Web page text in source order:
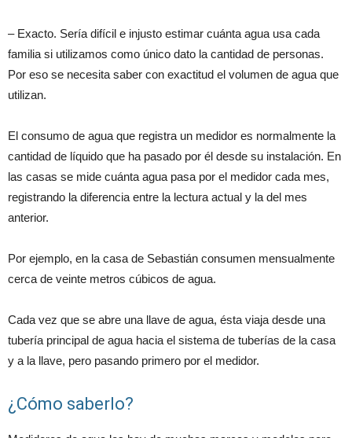
– Exacto. Sería difícil e injusto estimar cuánta agua usa cada
familia si utilizamos como único dato la cantidad de personas.
Por eso se necesita saber con exactitud el volumen de agua que
utilizan.
El consumo de agua que registra un medidor es normalmente la
cantidad de líquido que ha pasado por él desde su instalación. En
las casas se mide cuánta agua pasa por el medidor cada mes,
registrando la diferencia entre la lectura actual y la del mes
anterior.
Por ejemplo, en la casa de Sebastián consumen mensualmente
cerca de veinte metros cúbicos de agua.
Cada vez que se abre una llave de agua, ésta viaja desde una
tubería principal de agua hacia el sistema de tuberías de la casa
y a la llave, pero pasando primero por el medidor.
¿Cómo saberlo?